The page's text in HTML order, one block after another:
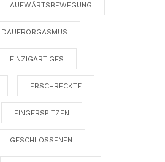
AUFWÄRTSBEWEGUNG
DAUERORGASMUS
EINZIGARTIGES
ERSCHRECKTE
FINGERSPITZEN
GESCHLOSSENEN